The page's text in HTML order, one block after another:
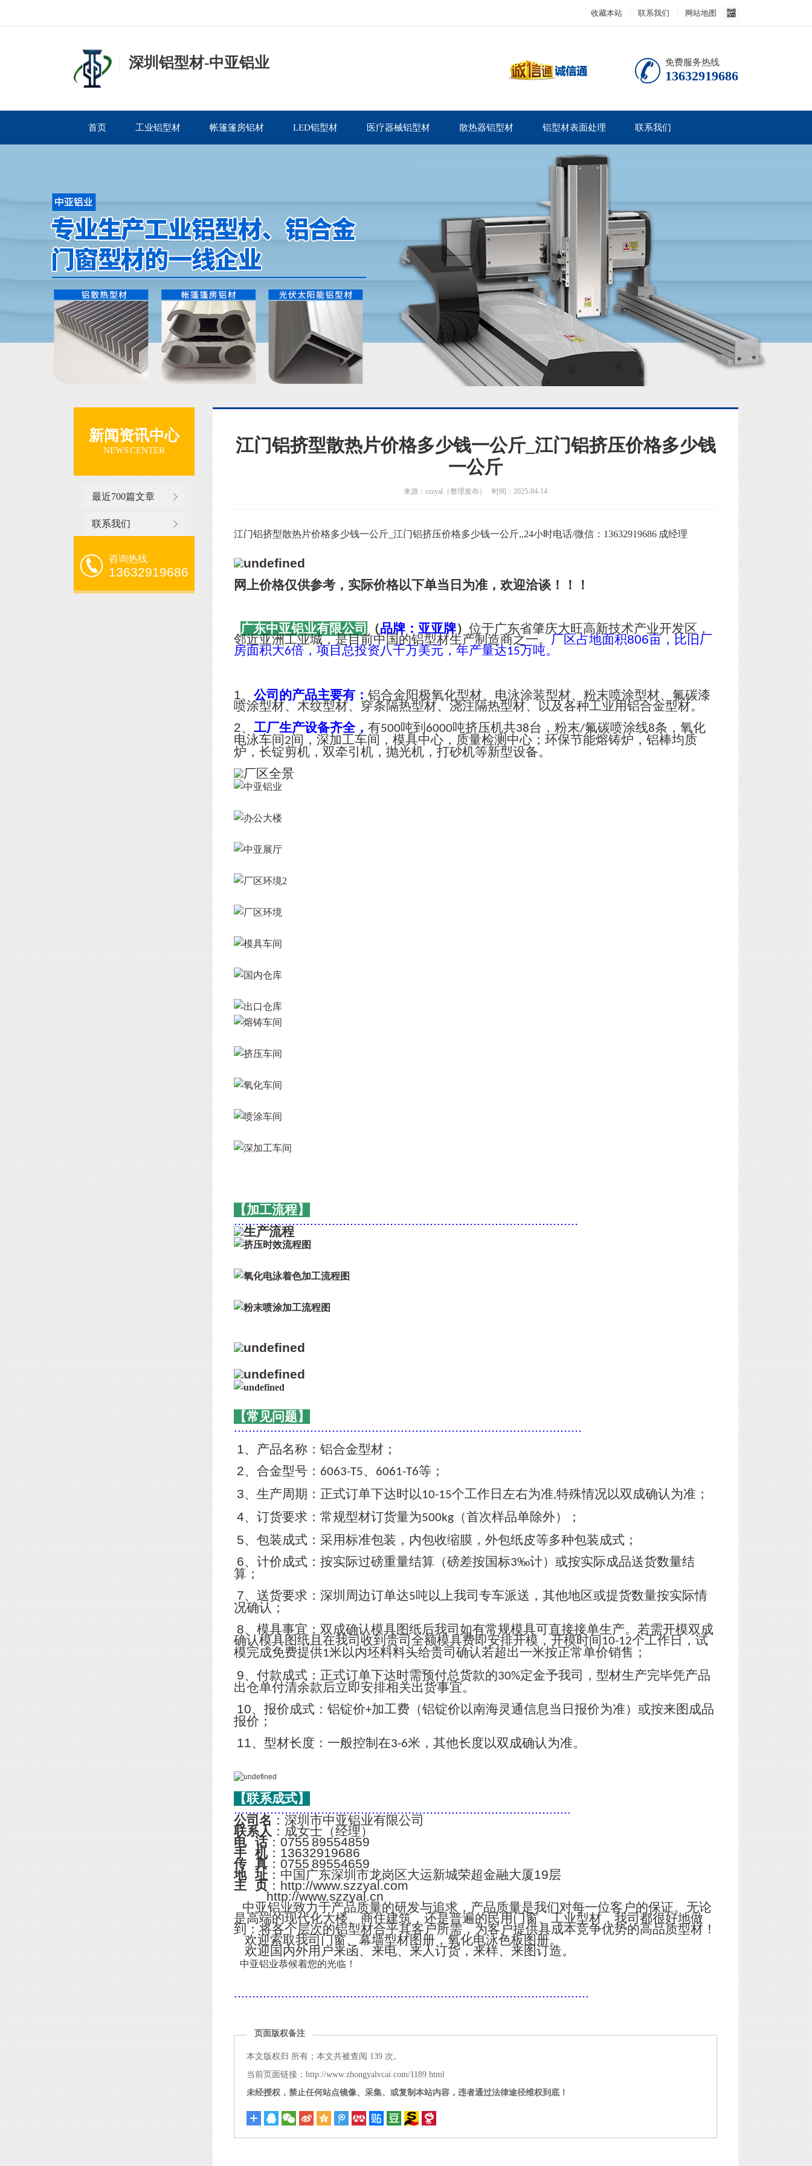
收藏本站 联系我们 网站地图
深圳铝型材-中亚铝业 免费服务热线
13632919686
首页 工业铝型材 帐篷篷房铝材 LED铝型材 医疗器械铝型材 散热器铝型材 铝型材表面处理 联系我们
新闻资讯中心
NEWS CENTER
最近700篇文章
联系我们
咨询热线
13632919686
江门铝挤型散热片价格多少钱一公斤_江门铝挤压价格多少钱
一公斤
来源：szzyal（整理发布） 时间：2025-04-14
江门铝挤型散热片价格多少钱一公斤_江门铝挤压价格多少钱一公斤,,24小时电话/微信：13632919686 成经理
网上价格仅供参考，实际价格以下单当日为准，欢迎洽谈！！！
广东中亚铝业有限公司 （品牌：亚亚牌） 位于广东省肇庆大旺高新技术产业开发区，
邻近亚洲工业城，是目前中国的铝型材生产制造商之一。 厂区占地面积806亩，比旧厂
房面积大6倍，项目总投资八千万美元，年产量达15万吨。
1、 公司的产品主要有： 铝合金阳极氧化型材、电泳涂装型材、粉末喷涂型材、氟碳漆
喷涂型材、木纹型材、穿条隔热型材、浇注隔热型材、以及各种工业用铝合金型材。
2、 工厂生产设备齐全， 有500吨到 6000吨挤压机共38台，粉末/氟碳喷涂线8条，氧化
电泳车间2间，深加工车间，模具中心，质量检测中心；环保节能熔铸炉，铝棒均质
炉，长锭剪机，双牵引机，抛光机，打砂机等新型设备。
【加工流程】
...............................................................................................
【常见问题】
................................................................................................
1、产品名称：铝合金型材；
2、合金型号： 6063-T5、 6061-T6等；
3、生产周期：正式订单下达时以10-15个工作日左右为准,特殊情况以双成确认为准；
4、订货要求：常规型材订货量为500kg（首次样品单除外）；
5、包装成式：采用标准包装，内包收缩膜，外包纸皮等多种包装成式；
6、计价成式：按实际过磅重量结算（磅差按国标3‰计）或按实际成品送货数量结
算；
7、送货要求：深圳周边订单达5吨以上我司专车派送，其他地区或提货数量按实际情
况确认；
8、模具事宜：双成确认模具图纸后我司如有常规模具可直接接单生产。若需开模双成
确认模具图纸且在我司收到贵司全额模具费即安排开模，开模时间10-12个工作日，试
模完成免费提供1米以内坯料料头给贵司确认若超出一米按正常单价销售；
9、付款成式：正式订单下达时需预付总货款的30%定金予我司，型材生产完毕凭产品
出仓单付清余款后立即安排相关出货事宜。
10、报价成式：铝锭价+加工费（铝锭价以南海灵通信息当日报价为准）或按来图成品
报价；
11、型材长度：一般控制在3-6米，其他长度以双成确认为准。
【联系成式】
.............................................................................................
公司名 ：深圳市中亚铝业有限公司
联系人 ：成女士（经理）
电 话：0755 89554859
手 机：13632919686
传 真：0755 89554659
地 址：中国广东深圳市龙岗区大运新城荣超金融大厦19层
主 页：http://www.szzyal.com
http://www.szzyal.cn
中亚铝业致力于产品质量的研发与追求，产品质量是我们对每一位客户的保证。无论
是高端的现代化大楼、商住建筑，还是普遍的民用门窗、工业型材，我司都很好地做
到：将各个层次的铝型材合乎其客户所需，为客户提供具成本竞争优势的高品质型材！
欢迎索取我司门窗、幕墙型材图册，氧化电泳色板图册。
欢迎国内外用户来函、来电、来人订货，来样、来图订造。
中亚铝业恭候着您的光临！
..................................................................................................
页面版权备注
本文版权归 所有；本文共被查阅 139 次。
当前页面链接：http://www.zhongyalvcai.com/1189.html
未经授权，禁止任何站点镜像、采集、或复制本站内容，违者通过法律途径维权到底！